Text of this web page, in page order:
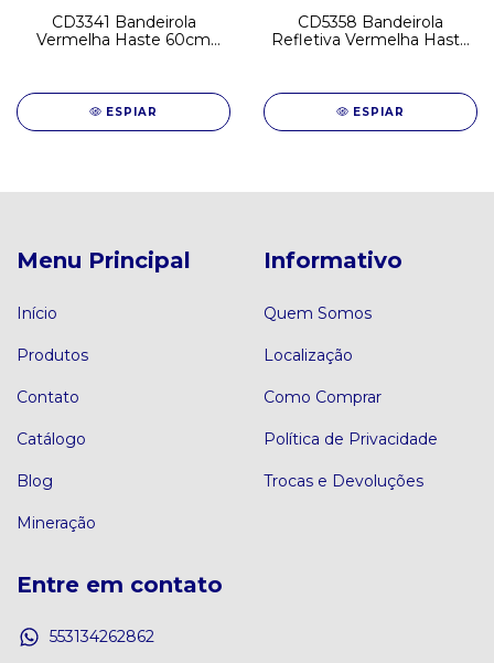
CD3341 Bandeirola
Vermelha Haste 60cm
ESPIAR
CD5358 Bandeirola
Refletiva Vermelha Haste
ESPIAR
Menu Principal
Início
Produtos
Contato
Catálogo
Blog
Mineração
Informativo
Quem Somos
Localização
Como Comprar
Política de Privacidade
Trocas e Devoluções
Entre em contato
553134262862